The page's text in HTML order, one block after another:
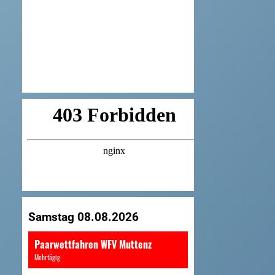
Samstag 08.08.2026
Paarwettfahren WFV Muttenz
Mehrtägig